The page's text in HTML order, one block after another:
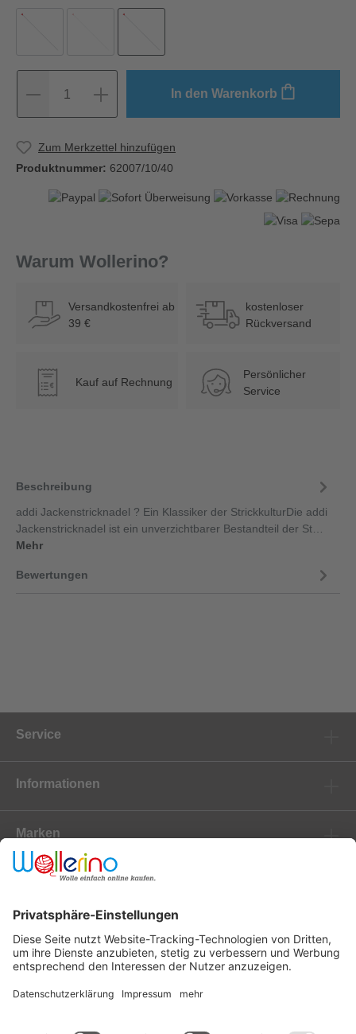
1 In den Warenkorb
Zum Merkzettel hinzufügen
Produktnummer: 62007/10/40
Warum Wollerino?
Versandkostenfrei ab
39 €
kostenloser
Rückversand
€ Kauf auf Rechnung
Persönlicher
Service
Beschreibung
addi Jackenstricknadel ? Ein Klassiker der StrickkulturDie addi
Jackenstricknadel ist ein unverzichtbarer Bestandteil der St…
Mehr
Bewertungen
Service
Informationen
Marken
Newsletter
Versanddienstleister